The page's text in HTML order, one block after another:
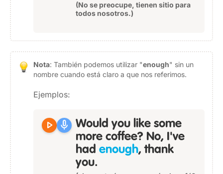
(No se preocupe, tienen sitio para
todos nosotros.)
Nota: También podemos utilizar "enough" sin un
nombre cuando está claro a que nos referimos.
Ejemplos:
play_arrow mic Would you like some
more coffee? No, I've
had enough, thank
you.